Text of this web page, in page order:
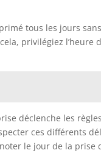
tous les jours sans
privilégiez l’heure
déclenche les
ces différents
le jour de la prise